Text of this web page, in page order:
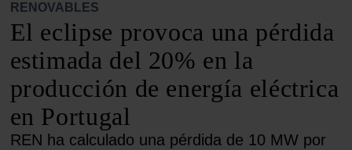
RENOVABLES
El eclipse provoca una pérdida
estimada del 20% en la
producción de energía eléctrica
en Portugal
REN ha calculado una pérdida de 10 MW por